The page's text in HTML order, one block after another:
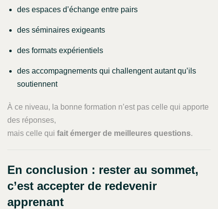
des espaces d’échange entre pairs
des séminaires exigeants
des formats expérientiels
des accompagnements qui challengent autant qu’ils
soutiennent
À ce niveau, la bonne formation n’est pas celle qui apporte
des réponses,
mais celle qui fait émerger de meilleures questions.
En conclusion : rester au sommet,
c’est accepter de redevenir
apprenant